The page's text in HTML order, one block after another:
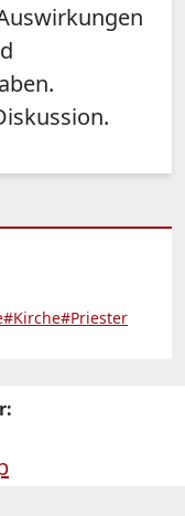
#Kirche#Priester